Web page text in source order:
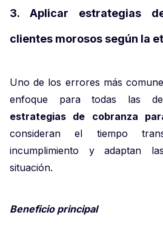
3. Aplicar estrategias
clientes morosos según la
Uno de los errores más
enfoque para todas las
estrategias de cobranza
consideran el tiempo
incumplimiento y adaptan
situación.
Beneficio principal